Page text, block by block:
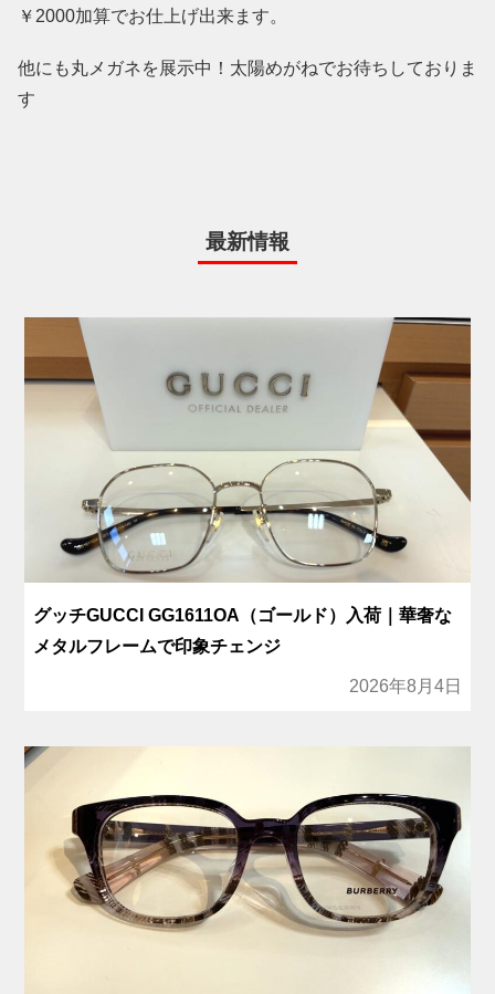
￥2000加算でお仕上げ出来ます。
他にも丸メガネを展示中！太陽めがねでお待ちしておりま
す
最新情報
グッチGUCCI GG1611OA（ゴールド）入荷｜華奢な
メタルフレームで印象チェンジ
2026年8月4日